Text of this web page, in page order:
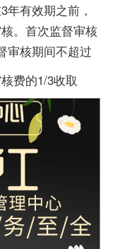
有效期之前，
。首次监督审核
审核期间不超过
费的1/3收取